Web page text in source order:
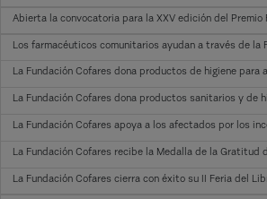
Abierta la convocatoria para la XXV edición del Premio
La Fundación Cofares recibe la Medalla de la Gratitud
La Fundación Cofares cierra con éxito su II Feria del